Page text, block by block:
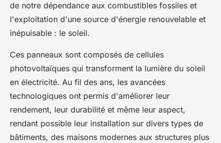
de notre dépendance aux combustibles fossiles et
l'exploitation d'une source d'énergie renouvelable et
inépuisable : le soleil.
Ces panneaux sont composés de cellules
photovoltaïques qui transforment la lumière du soleil
en électricité. Au fil des ans, les avancées
technologiques ont permis d'améliorer leur
rendement, leur durabilité et même leur aspect,
rendant possible leur installation sur divers types de
bâtiments, des maisons modernes aux structures plus